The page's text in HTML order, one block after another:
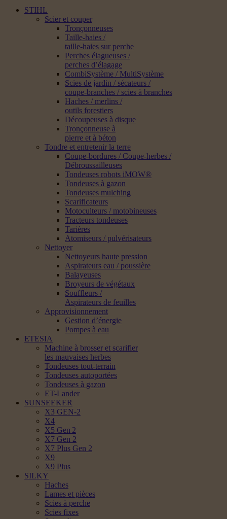
STIHL
Scier et couper
Tronçonneuses
Taille-haies /
taille-haies sur perche
Perches élagueuses /
perches d’élagage
CombiSystème / MultiSystème
Scies de jardin / sécateurs /
coupe-branches / scies à branches
Haches / merlins /
outils forestiers
Découpeuses à disque
Tronçonneuse à
pierre et à béton
Tondre et entretenir la terre
Coupe-bordures / Coupe-herbes /
Débroussailleuses
Tondeuses robots iMOW®
Tondeuses à gazon
Tondeuses mulching
Scarificateurs
Motoculteurs / motobineuses
Tracteurs tondeuses
Tarières
Atomiseurs / pulvérisateurs
Nettoyer
Nettoyeurs haute pression
Aspirateurs eau / poussière
Balayeuses
Broyeurs de végétaux
Souffleurs /
Aspirateurs de feuilles
Approvisionnement
Gestion d’énergie
Pompes à eau
ETESIA
Machine à brosser et scarifier
les mauvaises herbes
Tondeuses tout-terrain
Tondeuses autoportées
Tondeuses à gazon
ET-Lander
SUNSEEKER
X3 GEN-2
X4
X5 Gen 2
X7 Gen 2
X7 Plus Gen 2
X9
X9 Plus
SILKY
Haches
Lames et pièces
Scies à perche
Scies fixes